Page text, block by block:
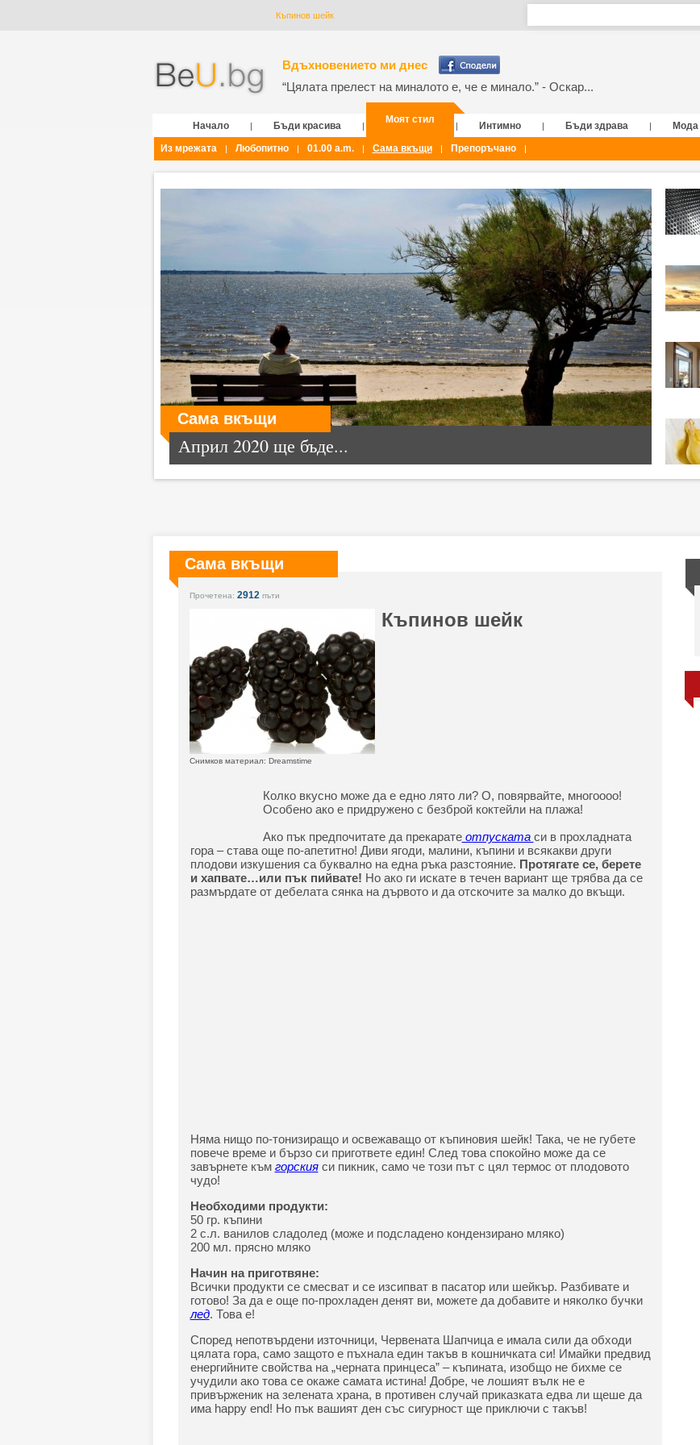
Къпинов шейк
Вдъхновението ми днес
“Цялата прелест на миналото е, че е минало.” - Оскар...
Начало | Бъди красива |
Моят стил
| Интимно | Бъди здрава |
Мода
Из мрежата
| Любопитно | 01.00 a.m. | Сама вкъщи | Препоръчано |
Сама вкъщи
Април 2020 ще бъде...
Сама вкъщи
Прочетена: 2912 пъти
Къпинов шейк
Снимков материал: Dreamstime
Колко вкусно може да е едно лято ли? О, повярвайте, многоооо!
Особено ако е придружено с безброй коктейли на плажа!
Ако пък предпочитате да прекаратеотпуската си в прохладната
гора – става още по-апетитно! Диви ягоди, малини, къпини и всякакви други
плодови изкушения са буквално на една ръка разстояние. Протягате се, берете
и хапвате…или пък пийвате! Но ако ги искате в течен вариант ще трябва да се
размърдате от дебелата сянка на дървото и да отскочите за малко до вкъщи.
Няма нищо по-тонизиращо и освежаващо от къпиновия шейк! Така, че не губете
повече време и бързо си пригответе един! След това спокойно може да се
завърнете към горскияси пикник, само че този път с цял термос от плодовото
чудо!
Необходими продукти:
50 гр. къпини
2 с.л. ванилов сладолед (може и подсладено кондензирано мляко)
200 мл. прясно мляко
Начин на приготвяне:
Всички продукти се смесват и се изсипват в пасатор или шейкър. Разбивате и
готово! За да е още по-прохладен денят ви, можете да добавите и няколко бучки
лед. Това е!
Според непотвърдени източници, Червената Шапчица е имала сили да обходи
цялата гора, само защото е пъхнала един такъв в кошничката си! Имайки предвид
енергийните свойства на „черната принцеса” – къпината, изобщо не бихме се
учудили ако това се окаже самата истина! Добре, че лошият вълк не е
привърженик на зелената храна, в противен случай приказката едва ли щеше да
има happy end! Но пък вашият ден със сигурност ще приключи с такъв!